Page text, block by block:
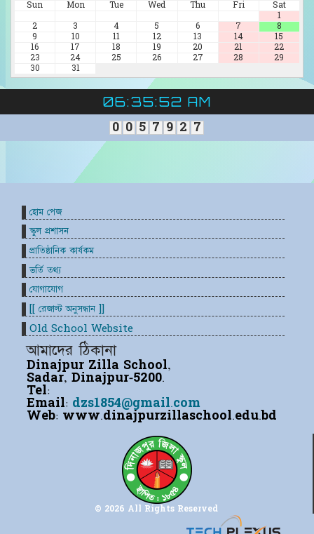
Sun Mon Tue Wed Thu Fri
Sat
1
2
3 4 5 6 7
8
9
10 11 12 13 14
15
16
17 18 19 20 21
22
23
24 25 26 27 28
29
30
31
06:35:53 AM
0 0 5 7 9 2 7
© 2026 All Rights Reserved
আমাদের ঠিকানা
Dinajpur Zilla School,
Sadar, Dinajpur-5200.
Tel:
Email: dzs1854@gmail.com
Web: www.dinajpurzillaschool.edu.bd
হোম পেজ
স্কুল প্রশাসন
প্রাতিষ্ঠানিক কার্যকম
ভর্তি তথ্য
যোগাযোগ
[[ রেজাল্ট অনুসন্ধান ]]
Old School Website